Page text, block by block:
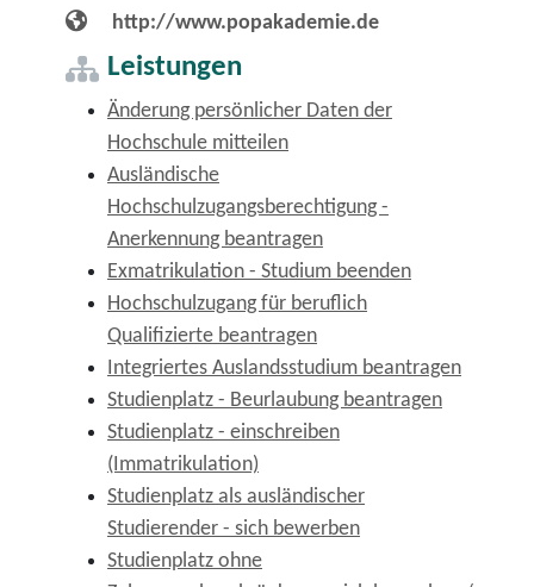
http://www.popakademie.de
Leistungen
Änderung persönlicher Daten der
Hochschule mitteilen
Ausländische
Hochschulzugangsberechtigung -
Anerkennung beantragen
Exmatrikulation - Studium beenden
Hochschulzugang für beruflich
Qualifizierte beantragen
Integriertes Auslandsstudium beantragen
Studienplatz - Beurlaubung beantragen
Studienplatz - einschreiben
(Immatrikulation)
Studienplatz als ausländischer
Studierender - sich bewerben
Studienplatz ohne